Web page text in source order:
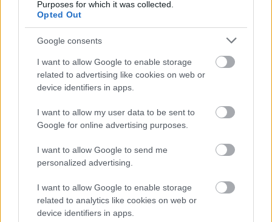
Purposes for which it was collected.
Opted Out
Google consents
I want to allow Google to enable storage
related to advertising like cookies on web or
device identifiers in apps.
I want to allow my user data to be sent to
Google for online advertising purposes.
I want to allow Google to send me
personalized advertising.
I want to allow Google to enable storage
related to analytics like cookies on web or
device identifiers in apps.
Ski Classics
Julie Kvale Støstad på pallen etter
fotofinish
KJELL-ERIK KRISTIANSEN 22.02.2025